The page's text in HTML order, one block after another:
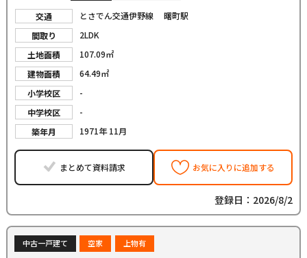
交通
とさでん交通伊野線 曙町駅
間取り
2LDK
土地面積
107.09㎡
建物面積
64.49㎡
小学校区
-
中学校区
-
築年月
1971年 11月
まとめて資料請求 お気に入りに追加する
登録日：2026/8/2
中古一戸建て 空家 上物有